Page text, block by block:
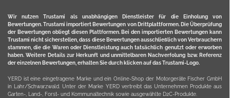
Wir nutzen Trustami als unabhängigen Dienstleister für die Einholung von
Bewertungen. Trustami importiert Bewertungen von Drittplattformen. Die Überprüfung
der Bewertungen obliegt diesen Plattformen. Bei den importierten Bewertungen kann
Trustami nicht sicherstellen, dass diese Bewertungen ausschließlich von Verbrauchern
stammen, die die Waren oder Dienstleistung auch tatsächlich genutzt oder erworben
haben. Weitere Details zur Herkunft und unmittelbaren Nachverfolung bzw. Referenz
der einzelnen Bewertungen, erhalten Sie durch klicken auf das Trustami-Logo.
YERD ist eine eingetragene Marke und ein Online-Shop der Motorgeräte Fischer GmbH
in Lahr/Schwarzwald. Unter der Marke YERD vertreibt das Unternehmen Produkte aus
Garten-, Land-, Forst- und Kommunaltechnik sowie ausgewählte D2C-Produkte.